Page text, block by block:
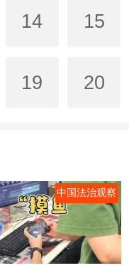
14 15
19 20
中国法治观察